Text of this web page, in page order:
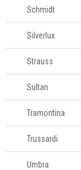
Schmidt
Silverlux
Strauss
Sultan
Tramontina
Trussardi
Umbra